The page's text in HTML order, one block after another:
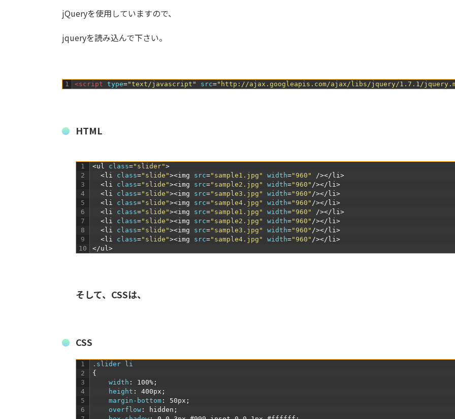
jQueryを使用していますので、
jqueryを読み込んで下さい。
1 <script type="text/javascript" src="http://ajax.googleapis.com/ajax/libs/jquery/1.7.1/
HTML
1
2
3
4
5
6
7
8
9
10
<ul class="slider">
<li class="slide"><img src="sample1.jpg" width="960" /></li>
<li class="slide"><img src="sample2.jpg" width="960" /></li>
<li class="slide"><img src="sample3.jpg" width="960" /></li>
<li class="slide"><img src="sample4.jpg" width="960" /></li>
<li class="slide"><img src="sample1.jpg" width="960" /></li>
<li class="slide"><img src="sample2.jpg" width="960" /></li>
<li class="slide"><img src="sample3.jpg" width="960" /></li>
<li class="slide"><img src="sample4.jpg" width="960" /></li>
</ul>
そして、CSSは、
CSS
1
2
3
4
5
6
.slider li
{
width : 100% ;
height : 400px ;
margin-bottom : 50px ;
overflow : hidden ;